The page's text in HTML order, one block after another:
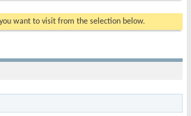
want to visit from the selection below.